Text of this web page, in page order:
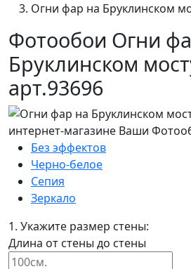
Огни фар на Бруклинском
Фотообои Огни
Бруклинском
арт.93696
Без эффектов
Черно-белое
Сепия
Зеркало
1. Укажите размер стены:
Длина от стены до стены